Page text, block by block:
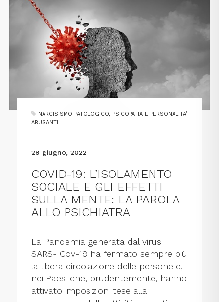
NARCISISMO PATOLOGICO, PSICOPATIA E PERSONALITA’
ABUSANTI
29 giugno, 2022
COVID-19: L’ISOLAMENTO
SOCIALE E GLI EFFETTI
SULLA MENTE: LA PAROLA
ALLO PSICHIATRA
La Pandemia generata dal virus
SARS- Cov-19 ha fermato sempre più
la libera circolazione delle persone e,
nei Paesi che, prudentemente, hanno
attivato imposizioni tese alla